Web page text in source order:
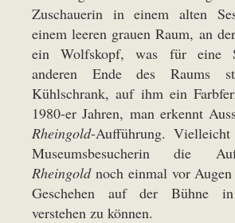
Zuschauerin in einem alten
einem leeren grauen Raum, an
ein Wolfskopf, was für eine
anderen Ende des Raums
Kühlschrank, auf ihm ein
1980-er Jahren, man erkennt
Rheingold-Aufführung.
Museumsbesucherin die
Rheingoldnoch einmal vor
Geschehen auf der Bühne
verstehen zu können.